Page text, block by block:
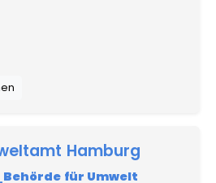
Hamburg
für Umwelt